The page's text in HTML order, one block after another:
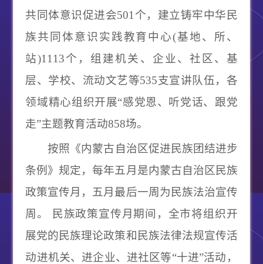
共同体意识促进会501个，建立铸牢中华民
族共同体意识实践教育中心(基地、所、
站)1113个，组建机关、企业、社区、基
层、学校、流动文艺等535支宣讲队伍，各
领域精心组织开展“感党恩、听党话、跟党
走”主题教育活动858场。
按照《内蒙古自治区促进民族团结进步
条例》规定，每年五月是内蒙古自治区民族
政策宣传月，五月最后一周为民族法治宣传
周。
民族政策宣传月期间，全市将组织开
展党的民族理论政策和民族法律法规宣传活
动进机关、进企业、进社区等“十进”活动，